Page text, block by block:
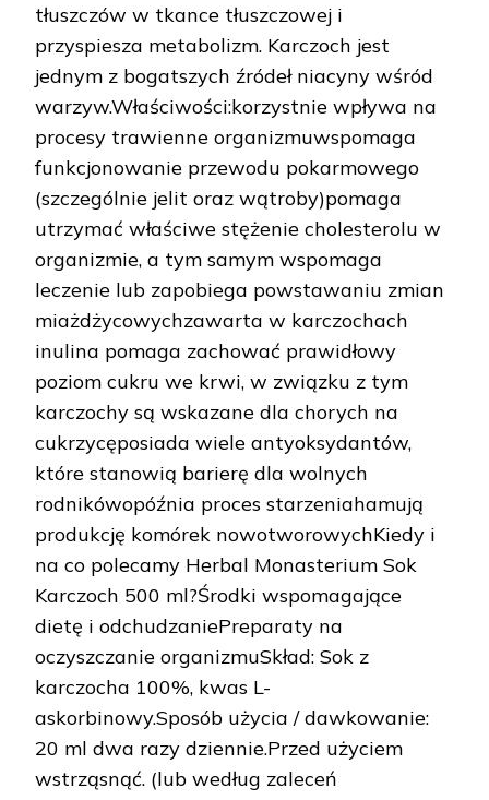
tłuszczów w tkance tłuszczowej i
przyspiesza metabolizm. Karczoch jest
jednym z bogatszych źródeł niacyny wśród
warzyw.Właściwości:korzystnie wpływa na
procesy trawienne organizmuwspomaga
funkcjonowanie przewodu pokarmowego
(szczególnie jelit oraz wątroby)pomaga
utrzymać właściwe stężenie cholesterolu w
organizmie, a tym samym wspomaga
leczenie lub zapobiega powstawaniu zmian
miażdżycowychzawarta w karczochach
inulina pomaga zachować prawidłowy
poziom cukru we krwi, w związku z tym
karczochy są wskazane dla chorych na
cukrzycęposiada wiele antyoksydantów,
które stanowią barierę dla wolnych
rodnikówopóźnia proces starzeniahamują
produkcję komórek nowotworowychKiedy i
na co polecamy Herbal Monasterium Sok
Karczoch 500 ml?Środki wspomagające
dietę i odchudzaniePreparaty na
oczyszczanie organizmuSkład: Sok z
karczocha 100%, kwas L-
askorbinowy.Sposób użycia / dawkowanie:
20 ml dwa razy dziennie.Przed użyciem
wstrząsnąć. (lub według zaleceń